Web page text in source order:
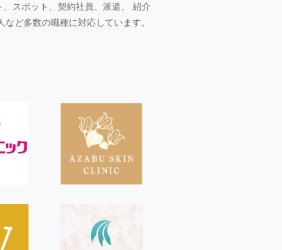
スポット、契約社員、派遣、 紹介
など多数の職種に対応しています。